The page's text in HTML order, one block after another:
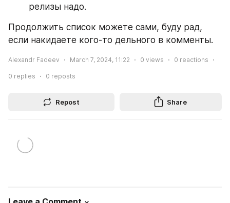
релизы надо.
Продолжить список можете сами, буду рад,
если накидаете кого-то дельного в комменты.
Alexandr Fadeev March 7, 2024, 11:22 0 views 0 reactions
0 replies 0 reposts
Repost Share